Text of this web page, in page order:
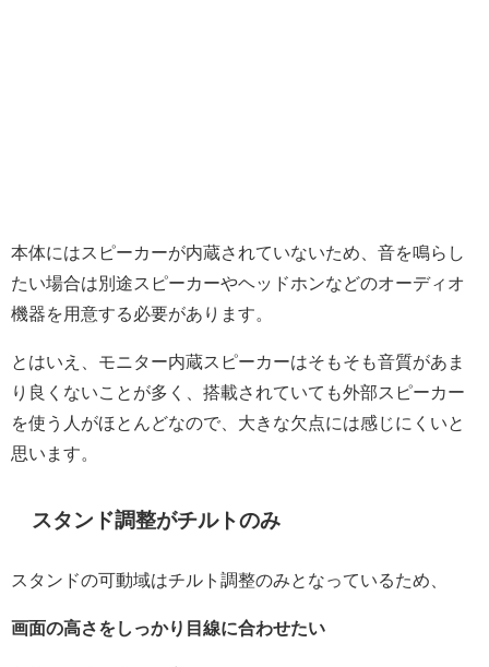
本体にはスピーカーが内蔵されていないため、音を鳴らし
たい場合は別途スピーカーやヘッドホンなどのオーディオ
機器を用意する必要があります。
とはいえ、モニター内蔵スピーカーはそもそも音質があま
り良くないことが多く、搭載されていても外部スピーカー
を使う人がほとんどなので、大きな欠点には感じにくいと
思います。
スタンド調整がチルトのみ
スタンドの可動域はチルト調整のみとなっているため、
画面の高さをしっかり目線に合わせたい